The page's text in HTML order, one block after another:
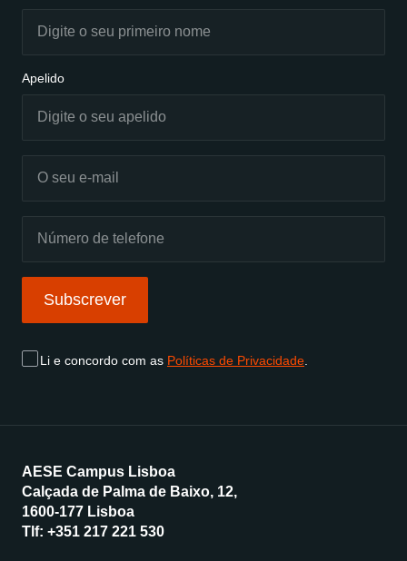
Apelido
Subscrever
Li e concordo com as Políticas de Privacidade
AESE Campus Lisboa
Calçada de Palma de Baixo, 12,
1600-177 Lisboa
Tlf: +351 217 221 530